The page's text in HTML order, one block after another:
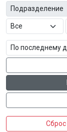
Сброс